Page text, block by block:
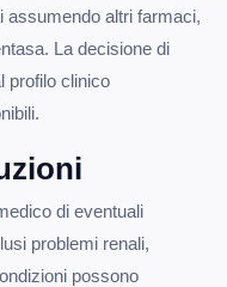
assumendo altri farmaci,
La decisione di
profilo clinico
di eventuali
problemi renali,
possono